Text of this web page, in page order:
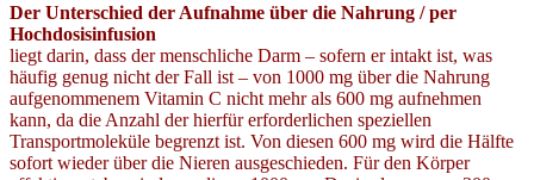
Der Unterschied der Aufnahme über die Nahrung / per
Hochdosisinfusion
liegt darin, dass der menschliche Darm – sofern er intakt ist, was
häufig genug nicht der Fall ist – von 1000 mg über die Nahrung
aufgenommenem Vitamin C nicht mehr als 600 mg aufnehmen
kann, da die Anzahl der hierfür erforderlichen speziellen
Transportmoleküle begrenzt ist. Von diesen 600 mg wird die Hälfte
sofort wieder über die Nieren ausgeschieden. Für den Körper